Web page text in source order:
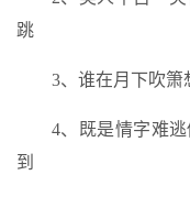
跳
3、谁在月下吹箫
4、既是情字难
到